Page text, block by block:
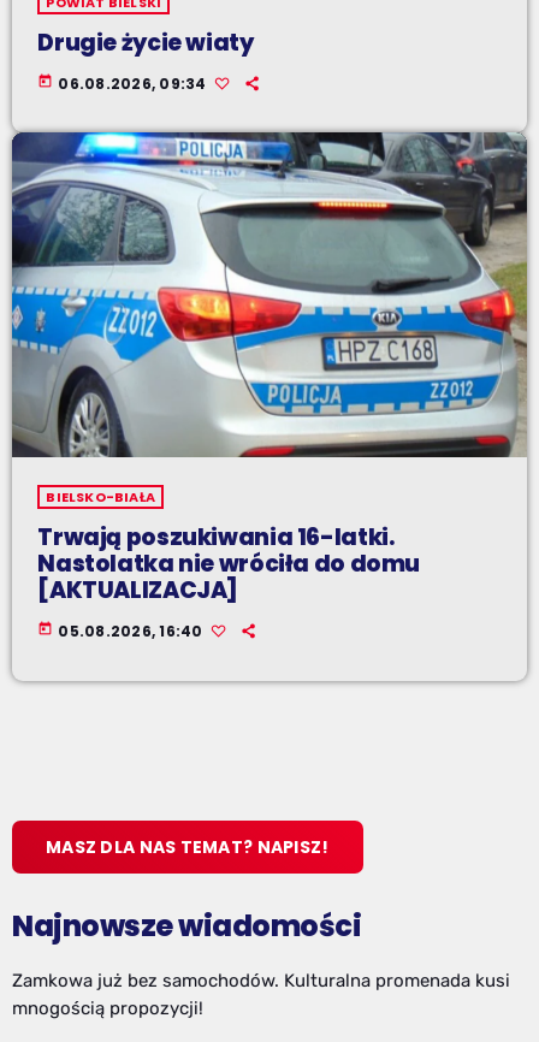
Drugie życie wiaty
today 06.08.2026, 09:34
BIELSKO-BIAŁA
Trwają poszukiwania 16-latki.
Nastolatka nie wróciła do domu
[AKTUALIZACJA]
today 05.08.2026, 16:40
MASZ DLA NAS TEMAT? NAPISZ!
Najnowsze wiadomości
Zamkowa już bez samochodów. Kulturalna promenada kusi
mnogością propozycji!